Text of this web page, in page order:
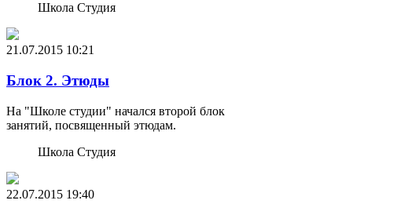
Школа Студия
21.07.2015 10:21
Блок 2. Этюды
На "Школе студии" начался второй блок
занятий, посвященный этюдам.
Школа Студия
22.07.2015 19:40